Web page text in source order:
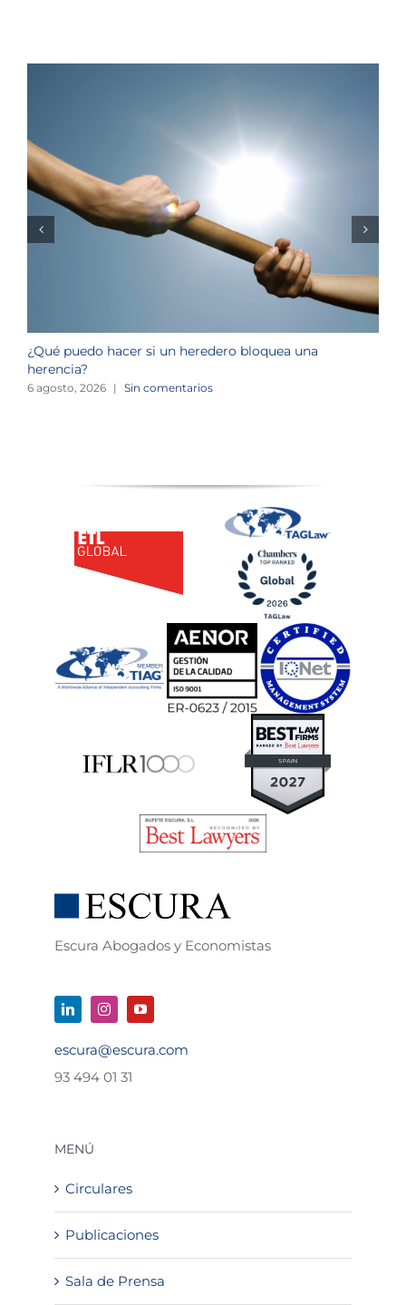
¿Qué puedo hacer si un heredero bloquea una
herencia?
6 agosto, 2026 | Sin comentarios
Escura Abogados y Economistas
escura@escura.com
93 494 01 31
MENÚ
Circulares
Publicaciones
Sala de Prensa